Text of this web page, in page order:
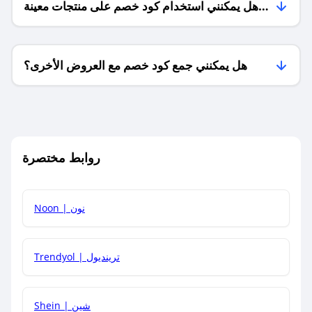
هل يمكنني استخدام كود خصم على منتجات معينة
فقط؟
هل يمكنني جمع كود خصم مع العروض الأخرى؟
كم مدة صلاحية كود الخصم؟
روابط مختصرة
Noon | نون
Trendyol | ترينديول
Shein | شين